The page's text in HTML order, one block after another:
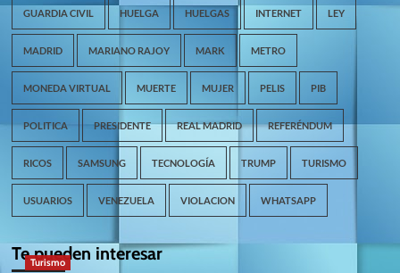
GUARDIA CIVIL HUELGA HUELGAS INTERNET LEY
MADRID MARIANO RAJOY MARK METRO
MONEDA VIRTUAL MUERTE MUJER PELIS PIB
POLITICA PRESIDENTE REAL MADRID REFERÉNDUM
RICOS SAMSUNG TECNOLOGÍA TRUMP TURISMO
USUARIOS VENEZUELA VIOLACION WHATSAPP
Te pueden interesar
Turismo